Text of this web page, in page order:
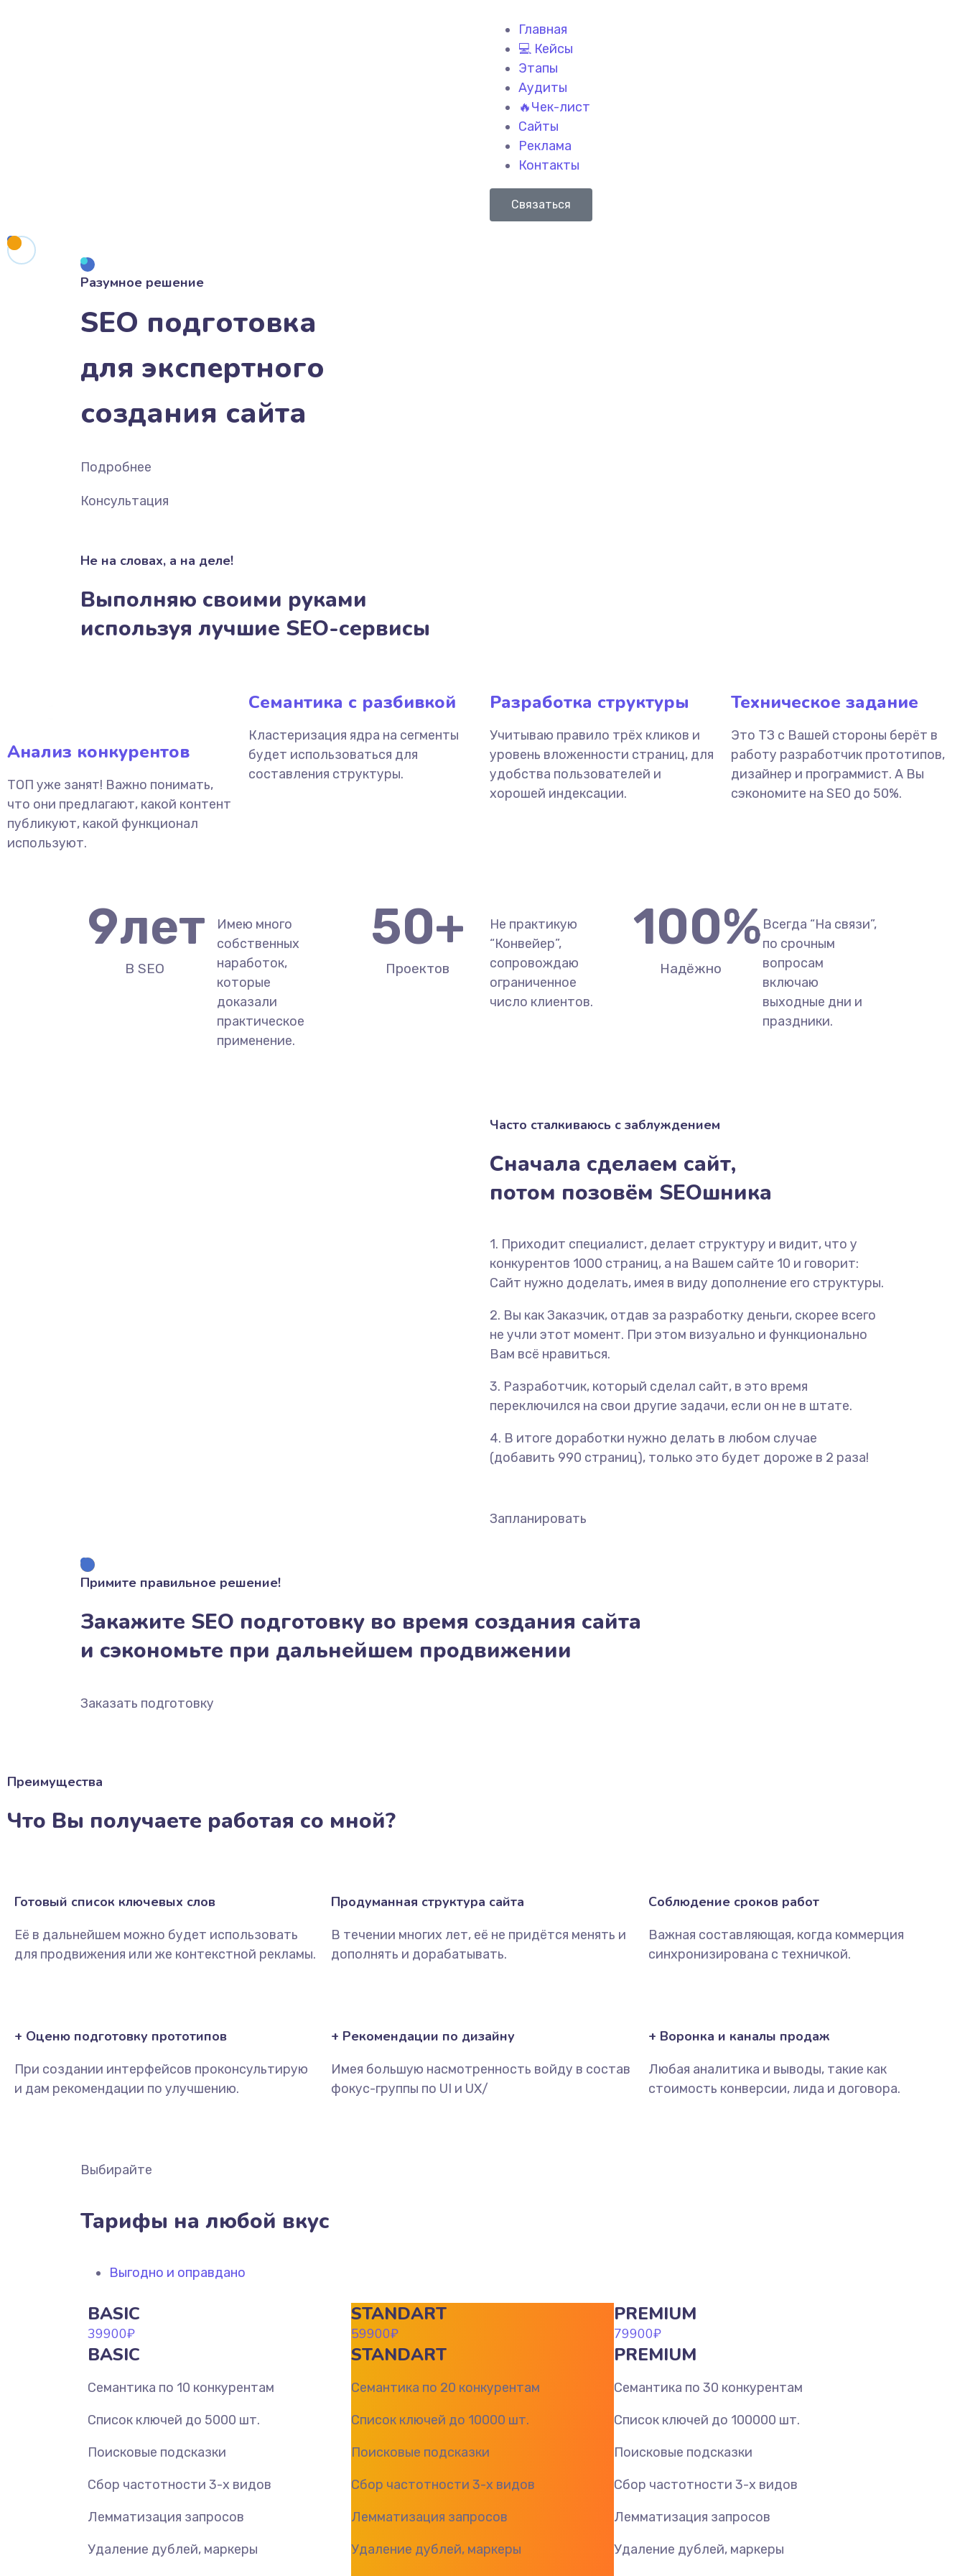
Главная
💻 Кейсы
Этапы
Аудиты
🔥Чек-лист
Сайты
Реклама
Контакты
Связаться
Разумное решение
SEO подготовка
для экспертного
создания сайта
Подробнее
Консультация
Не на словах, а на деле!
Выполняю своими руками
используя лучшие SEO-сервисы
Анализ конкурентов
ТОП уже занят! Важно понимать,
что они предлагают, какой контент
публикуют, какой функционал
используют.
Семантика с разбивкой
Кластеризация ядра на сегменты
будет использоваться для
составления структуры.
Разработка структуры
Учитываю правило трёх кликов и
уровень вложенности страниц, для
удобства пользователей и
хорошей индексации.
Техническое задание
Это ТЗ с Вашей стороны берёт в
работу разработчик прототипов,
дизайнер и программист. А Вы
сэкономите на SEO до 50%.
9лет
В SEO
Имею много
собственных
наработок,
которые
доказали
практическое
применение.
50+
Проектов
Не практикую
“Конвейер”,
сопровождаю
ограниченное
число клиентов.
100%
Надёжно
Всегда “На связи”,
по срочным
вопросам
включаю
выходные дни и
праздники.
Часто сталкиваюсь с заблуждением
Сначала сделаем сайт,
потом позовём SEOшника
1. Приходит специалист, делает структуру и видит, что у
конкурентов 1000 страниц, а на Вашем сайте 10 и говорит:
Сайт нужно доделать, имея в виду дополнение его структуры.
2. Вы как Заказчик, отдав за разработку деньги, скорее всего
не учли этот момент. При этом визуально и функционально
Вам всё нравиться.
3. Разработчик, который сделал сайт, в это время
переключился на свои другие задачи, если он не в штате.
4. В итоге доработки нужно делать в любом случае
(добавить 990 страниц), только это будет дороже в 2 раза!
Запланировать
Примите правильное решение!
Закажите SEO подготовку во время создания сайта
и сэкономьте при дальнейшем продвижении
Заказать подготовку
Преимущества
Что Вы получаете работая со мной?
Готовый список ключевых слов
Её в дальнейшем можно будет использовать
для продвижения или же контекстной рекламы.
Продуманная структура сайта
В течении многих лет, её не придётся менять и
дополнять и дорабатывать.
Соблюдение сроков работ
Важная составляющая, когда коммерция
синхронизирована с техничкой.
+ Оценю подготовку прототипов
При создании интерфейсов проконсультирую
и дам рекомендации по улучшению.
+ Рекомендации по дизайну
Имея большую насмотренность войду в состав
фокус-группы по UI и UX/
+ Воронка и каналы продаж
Любая аналитика и выводы, такие как
стоимость конверсии, лида и договора.
Выбирайте
Тарифы на любой вкус
Выгодно и оправдано
BASIC
39900₽
BASIC
Семантика по 10 конкурентам
Список ключей до 5000 шт.
Поисковые подсказки
Сбор частотности 3-х видов
Лемматизация запросов
Удаление дублей, маркеры
STANDART
59900₽
STANDART
Семантика по 20 конкурентам
Список ключей до 10000 шт.
Поисковые подсказки
Сбор частотности 3-х видов
Лемматизация запросов
Удаление дублей, маркеры
PREMIUM
79900₽
PREMIUM
Семантика по 30 конкурентам
Список ключей до 100000 шт.
Поисковые подсказки
Сбор частотности 3-х видов
Лемматизация запросов
Удаление дублей, маркеры